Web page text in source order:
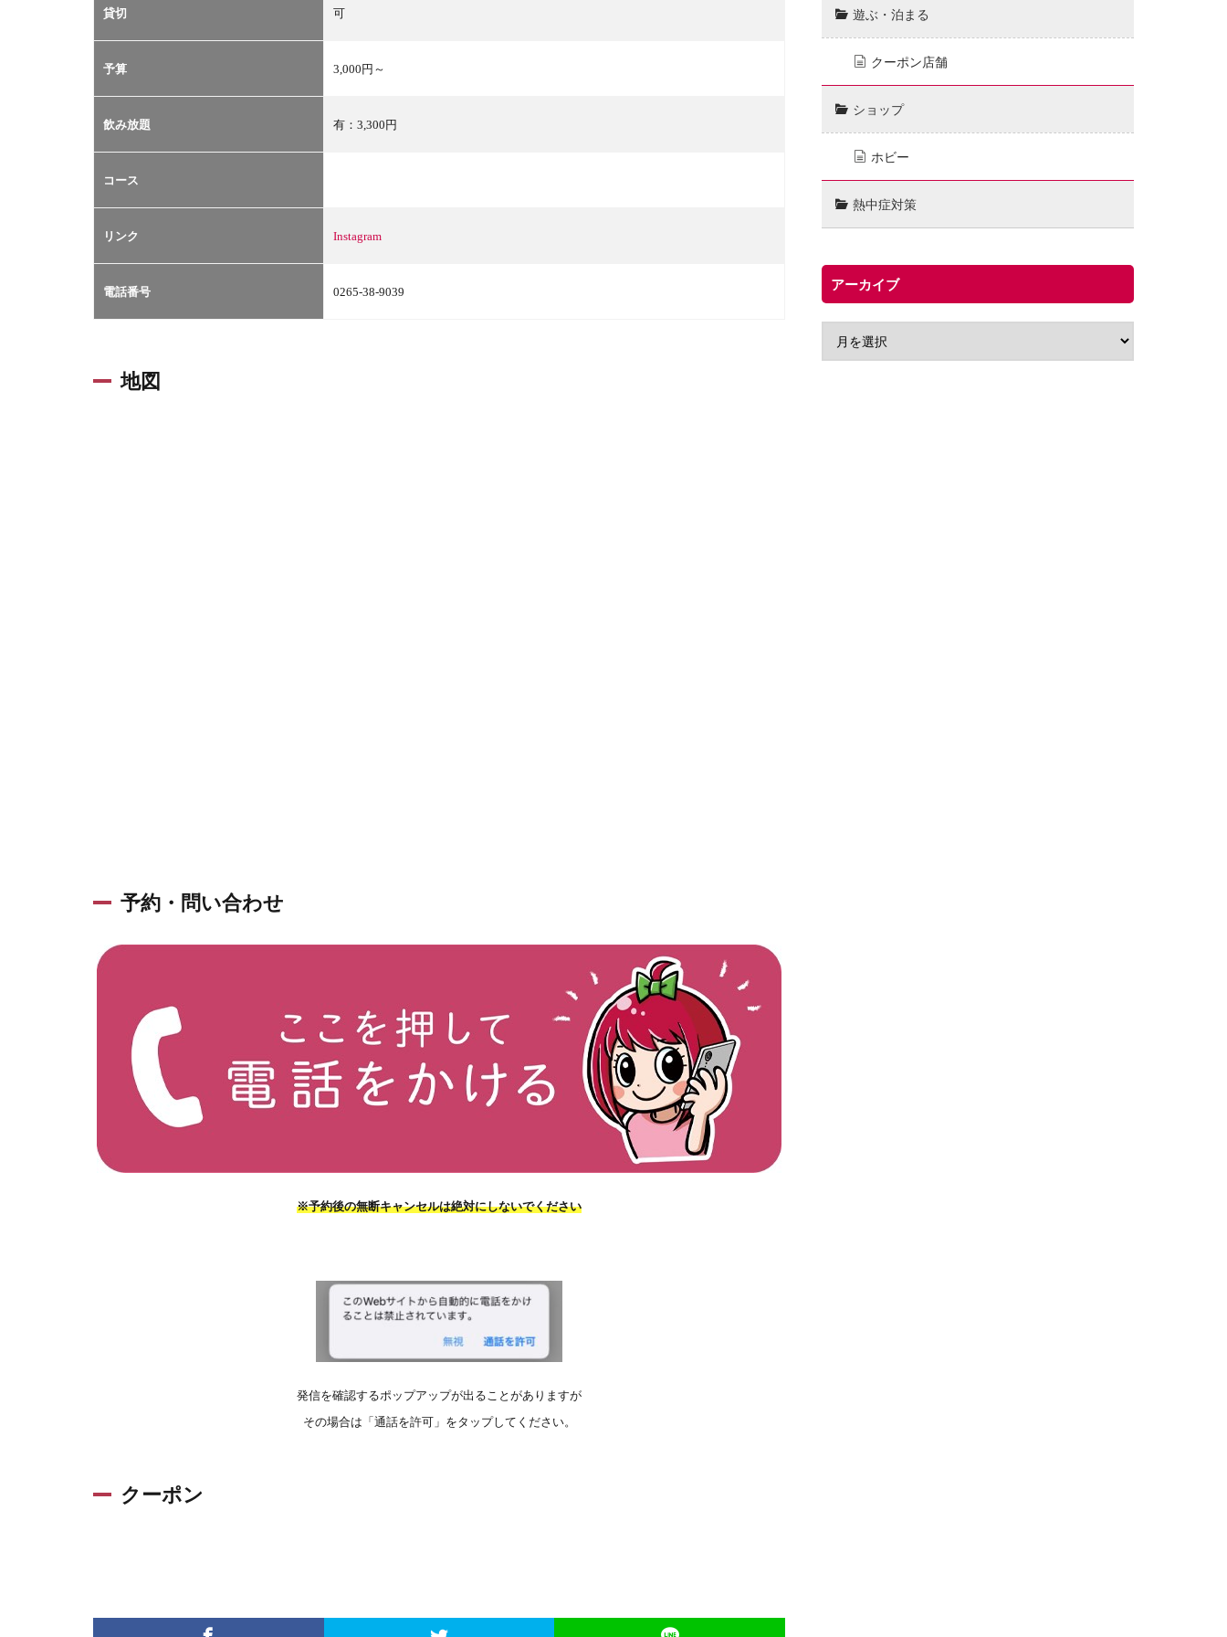
貸切 可
予算 3,000円～
飲み放題 有：3,300円
コース
リンク Instagram
電話番号 0265-38-9039
地図
予約・問い合わせ
※予約後の無断キャンセルは絶対にしないでください
発信を確認するポップアップが出ることがありますが
その場合は「通話を許可」をタップしてください。
クーポン
遊ぶ・泊まる
クーポン店舗
ショップ
ホビー
熱中症対策
アーカイブ